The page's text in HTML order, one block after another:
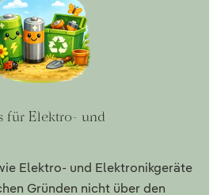
für Elektro- und
Elektro- und Elektronikgeräte
Gründen nicht über den